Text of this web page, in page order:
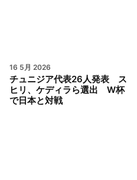
16 5月 2026
チュニジア代表26人発表 ス
ヒリ、ケディラら選出 W杯
で日本と対戦